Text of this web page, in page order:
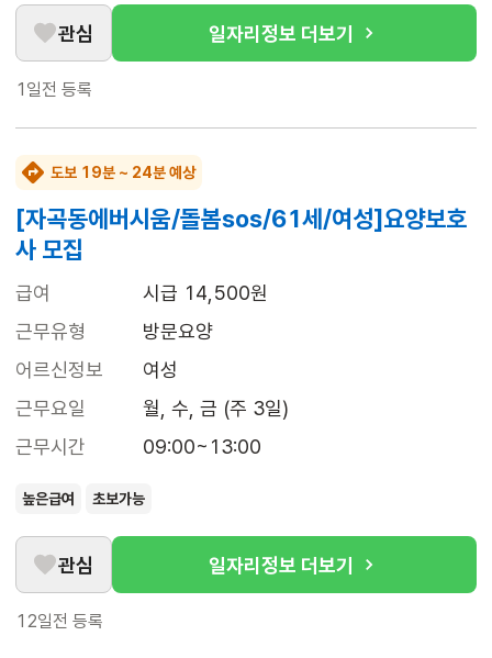
관심 일자리정보 더보기
1일전 등록
도보 19분 ~ 24분 예상
[자곡동에버시움/돌봄sos/61세/여성]요양보호
사 모집
급여
시급 14,500원
근무유형
방문요양
어르신정보
여성
근무요일
월, 수, 금 (주 3일)
근무시간
09:00~13:00
높은급여 초보가능
관심 일자리정보 더보기
12일전 등록